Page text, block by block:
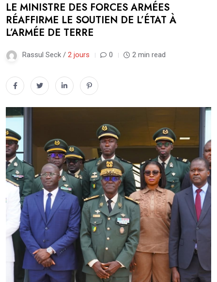
LE MINISTRE DES FORCES ARMÉES
RÉAFFIRME LE SOUTIEN DE L’ÉTAT À
L’ARMÉE DE TERRE
Rassul Seck / 2 jours 0 2 min read